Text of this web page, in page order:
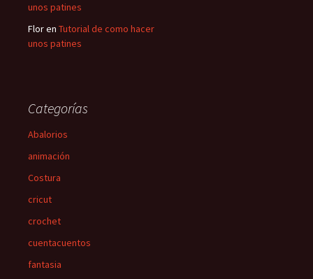
unos patines
Floren Tutorial de como hacer
unos patines
Categorías
Abalorios
animación
Costura
cricut
crochet
cuentacuentos
fantasia